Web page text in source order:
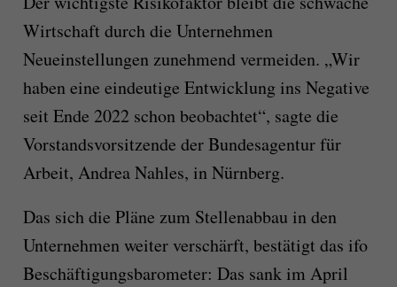
Wirtschaft durch die Unternehmen
Neueinstellungen zunehmend vermeiden. „Wir
haben eine eindeutige Entwicklung ins Negative
seit Ende 2022 schon beobachtet“, sagte die
Vorstandsvorsitzende der Bundesagentur für
Arbeit, Andrea Nahles, in Nürnberg.
Das sich die Pläne zum Stellenabbau in den
Unternehmen weiter verschärft, bestätigt das ifo
Beschäftigungsbarometer: Das sank im April